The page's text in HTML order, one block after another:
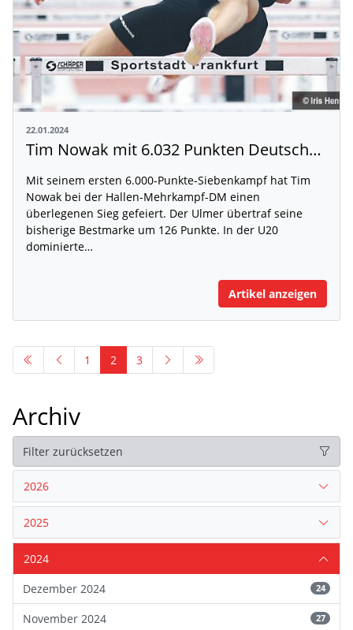
22.01.2024
Tim Nowak mit 6.032 Punkten Deutscher Meister
Mit seinem ersten 6.000-Punkte-Siebenkampf hat Tim
Nowak bei der Hallen-Mehrkampf-DM einen
überlegenen Sieg gefeiert. Der Ulmer übertraf seine
bisherige Bestmarke um 126 Punkte. In der U20
dominierte…
Artikel anzeigen
1 2 3
Archiv
Filter zurücksetzen
2026
2025
2024
Dezember 2024
24
November 2024 27